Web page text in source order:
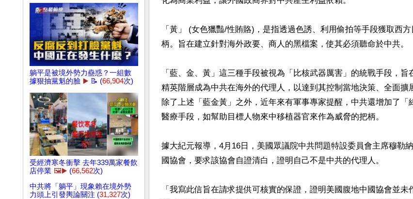
躺平是被境外勢力蠱惑？一組數
據狠抽黨魁的臉 ▶️ 📝 (66,904次)
受經濟寒冬衝擊 去年339萬家餐飲
店停業 🖼️▶️ (66,562次)
中共將「躺平」現象賴在境外勢
力頭上引發輿論關注 (31,327次)
「黃」 (女色獵豔/性賄賂)，是指透過色誘、利用偷拍等手段獲取西
柄。旨在建立針對海外政要、商人的黑檔案，使其必須聽命於中共。
「藍、金、黃」這三種手段被視為「比核武器厲害」的統戰手段，旨
精英階層成為中共在海外的代理人，以達到其控制當地決策、全面擴
除了上述「藍金黃」之外，近年來有軍事專家提醒，中共還增加了「
醫療手段，如幫助目標人物來中移植器官來作為威脅的把柄。
據大紀元報導，4月16日，美國眾議院中共問題特設委員會主席穆勒
國協會，要求該協會自證清白，證明自己不是中共的代理人。
「我寫此信旨在請求提供可核實的保證，證明美國腹地中國協會並未